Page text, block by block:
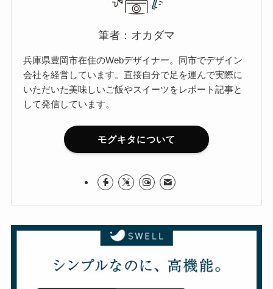
筆者：オカダマ
兵庫県豊岡市在住のWebデザイナー。同市でデザイン
会社を経営しています。直接自分で足を運んで実際に
いただいた美味しいご飯やスイーツをレポート記事と
して発信しています。
モグキタについて